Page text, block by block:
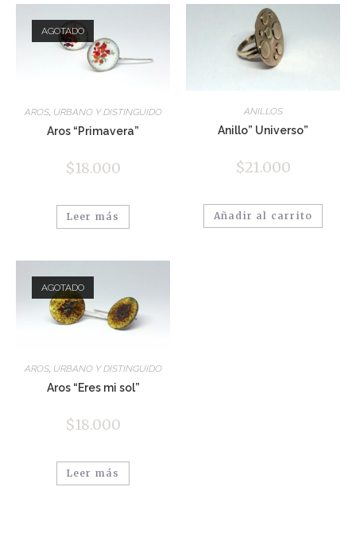
AGOTADO
AROS, URBANO Y DISTINGUIDO
Aros “Primavera”
$18.000
Leer más
ANILLOS
Anillo” Universo”
$21.000
Añadir al carrito
AGOTADO
AROS, URBANO Y DISTINGUIDO
Aros “Eres mi sol”
$18.000
Leer más